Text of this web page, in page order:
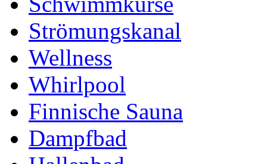
Strömungskanal
Wellness
Whirlpool
Finnische Sauna
Dampfbad